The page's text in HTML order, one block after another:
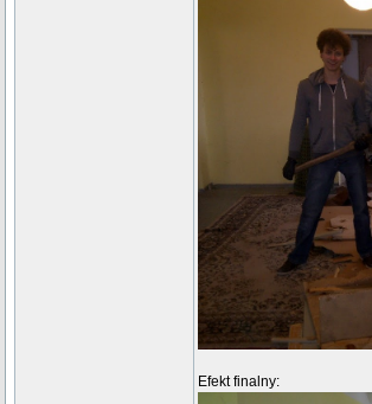
Efekt finalny: